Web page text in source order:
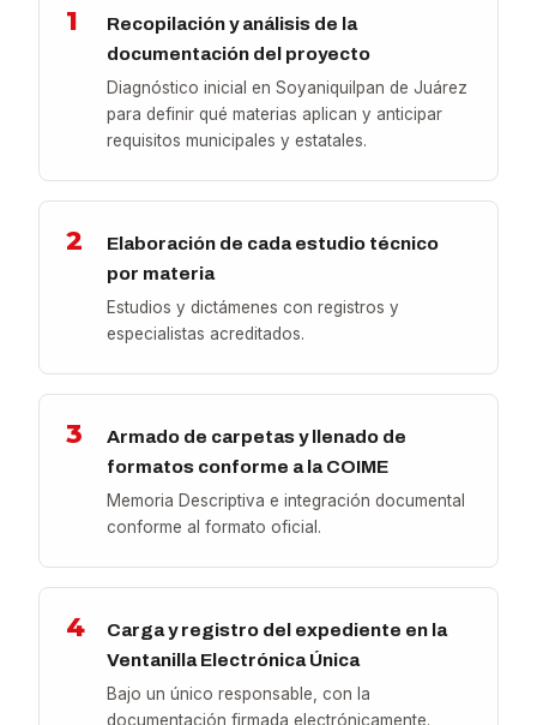
1
Recopilación y análisis de la
documentación del proyecto
Diagnóstico inicial en Soyaniquilpan de Juárez
para definir qué materias aplican y anticipar
requisitos municipales y estatales.
2
Elaboración de cada estudio técnico
por materia
Estudios y dictámenes con registros y
especialistas acreditados.
3
Armado de carpetas y llenado de
formatos conforme a la COIME
Memoria Descriptiva e integración documental
conforme al formato oficial.
4
Carga y registro del expediente en la
Ventanilla Electrónica Única
Bajo un único responsable, con la
documentación firmada electrónicamente.